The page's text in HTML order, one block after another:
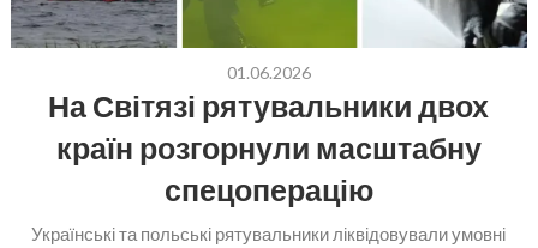
01.06.2026
На Світязі рятувальники двох
країн розгорнули масштабну
спецоперацію
Українські та польські рятувальники ліквідовували умовні